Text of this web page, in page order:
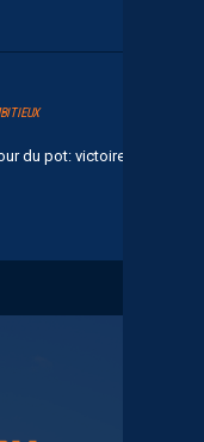
du pot: victoire